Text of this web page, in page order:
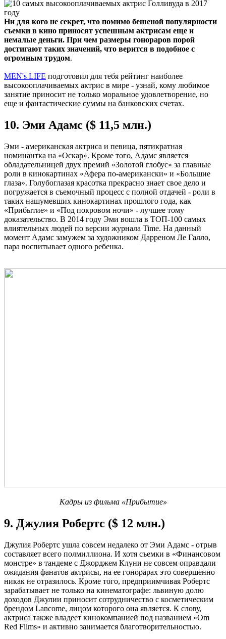
Ни для кого не секрет, что помимо бешеной популярности
съемки в кино приносят успешным актрисам еще и
немалые деньги. При чем размеры гонораров порой
достигают таких значений, что верится в подобное с
огромным трудом.
MEN's LIFE подготовил для тебя рейтинг наиболее
высокооплачиваемых актрис в мире - узнай, кому любимое
занятие приносит не только моральное удовлетворение, но
еще и фантастические суммы на банковских счетах.
10. Эми Адамс ($ 11,5 млн.)
Эми - американская актриса и певица, пятикратная
номинантка на «Оскар». Кроме того, Адамс является
обладательницей двух премий «Золотой глобус» за главные
роли в кинокартинах «Афера по-американски» и «Большие
глаза». Голубоглазая красотка прекрасно знает свое дело и
погружается в съемочный процесс с полной отдачей - роли в
таких нашумевших кинокартинах прошлого года, как
«Прибытие» и «Под покровом ночи» - лучшее тому
доказательство. В 2014 году Эми вошла в ТОП-100 самых
влиятельных людей по версии журнала Time. На данный
момент Адамс замужем за художником Дарреном Ле Галло,
пара воспитывает одного ребенка.
Кадры из фильма «Прибытие»
9. Джулия Робертс ($ 12 млн.)
Джулия Робертс ушла совсем недалеко от Эми Адамс - отрыв
составляет всего полмиллиона. И хотя съемки в «Финансовом
монстре» в тандеме с Джорджем Клуни не совсем оправдали
ожидания фанатов актрисы, на ее гонорарах это совершенно
никак не отразилось. Кроме того, предприимчивая Робертс
зарабатывает не только на кинематографе: львиную долю
доходов Джулии приносит сотрудничество с косметическим
брендом Lancome, лицом которого она является. К слову,
актриса также владеет кинокомпанией под названием «Om
Red Films» и активно занимается благотворительностью.